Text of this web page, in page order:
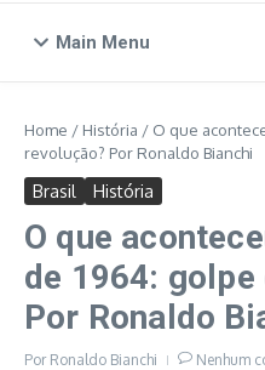
Main Menu
Home / História / O que
revolução? Por Ronaldo Bianchi
Brasil História
O que
de 1964:
Por Ronaldo
Por Ronaldo Bianchi Nenhum